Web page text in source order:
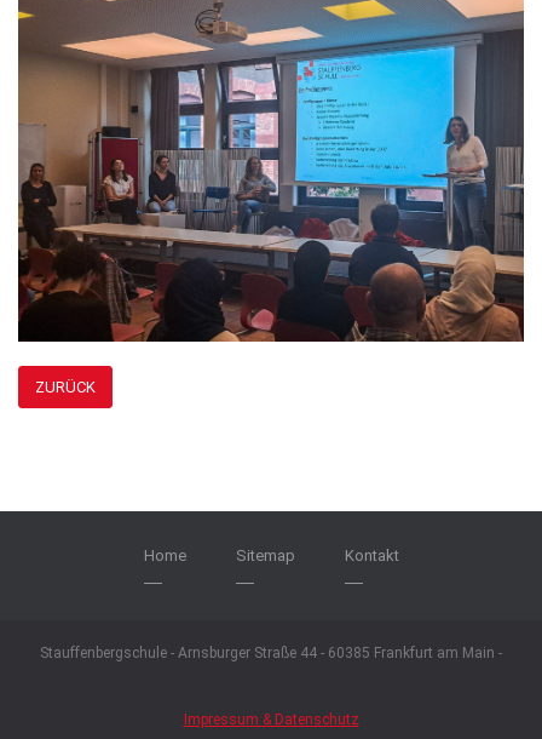
ZURÜCK
Home Sitemap Kontakt
Stauffenbergschule - Arnsburger Straße 44 - 60385 Frankfurt am Main -
Impressum & Datenschutz